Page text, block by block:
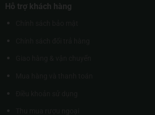
Hỗ trợ khách hàng